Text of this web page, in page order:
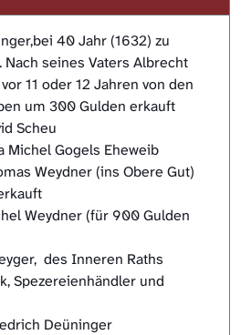
40 Jahr (1632) zu
Nach seines Vaters Albrecht
11 oder 12 Jahren von den
um 300 Gulden erkauft
Scheu
Michel Gogels Eheweib
Weydner (ins Obere Gut)
Weydner (für 900 Gulden
des Inneren Raths
Spezereienhändler und
Deüninger